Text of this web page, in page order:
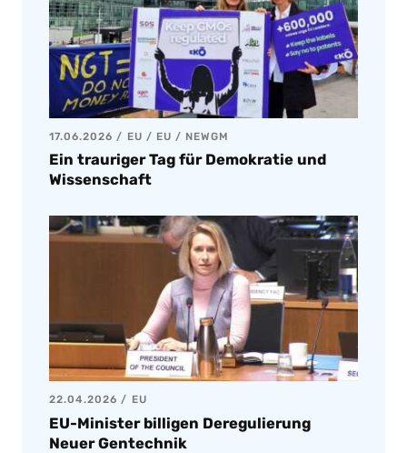
17.06.2026 EU / EU / NEWGM
Ein trauriger Tag für Demokratie und
Wissenschaft
22.04.2026 EU
EU-Minister billigen Deregulierung
Neuer Gentechnik